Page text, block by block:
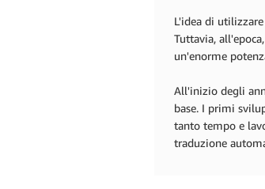
L'idea di
Tuttavia,
un'enorme
All'inizio degli
base. I primi
tanto tempo e
traduzione